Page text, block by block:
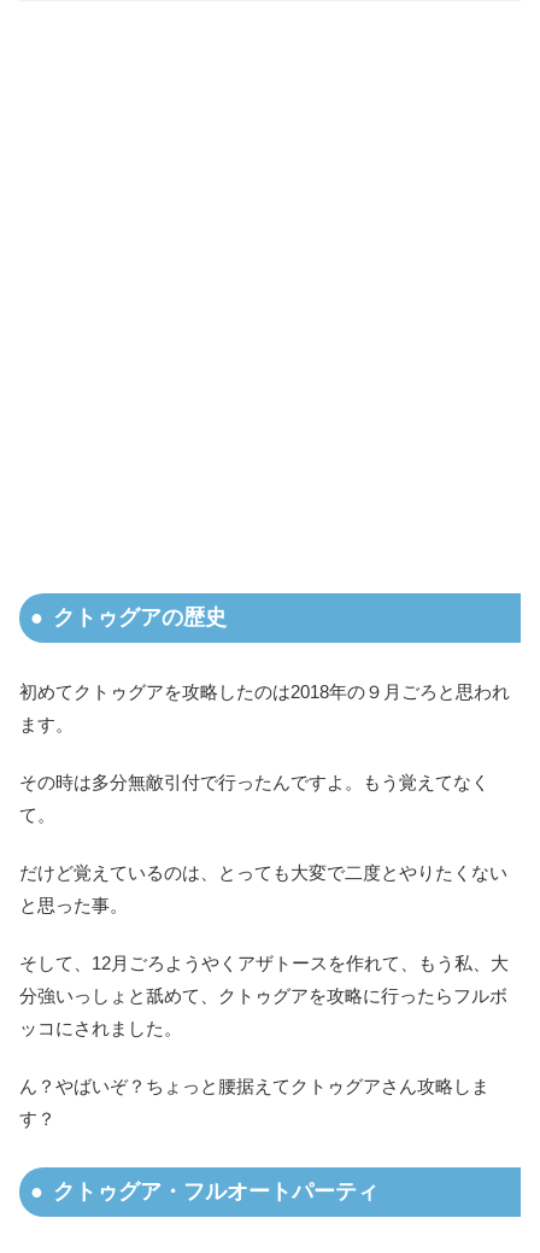
クトゥグアの歴史
初めてクトゥグアを攻略したのは2018年の９月ごろと思われ
ます。
その時は多分無敵引付で行ったんですよ。もう覚えてなく
て。
だけど覚えているのは、とっても大変で二度とやりたくない
と思った事。
そして、12月ごろようやくアザトースを作れて、もう私、大
分強いっしょと舐めて、クトゥグアを攻略に行ったらフルボ
ッコにされました。
ん？やばいぞ？ちょっと腰据えてクトゥグアさん攻略しま
す？
クトゥグア・フルオートパーティ